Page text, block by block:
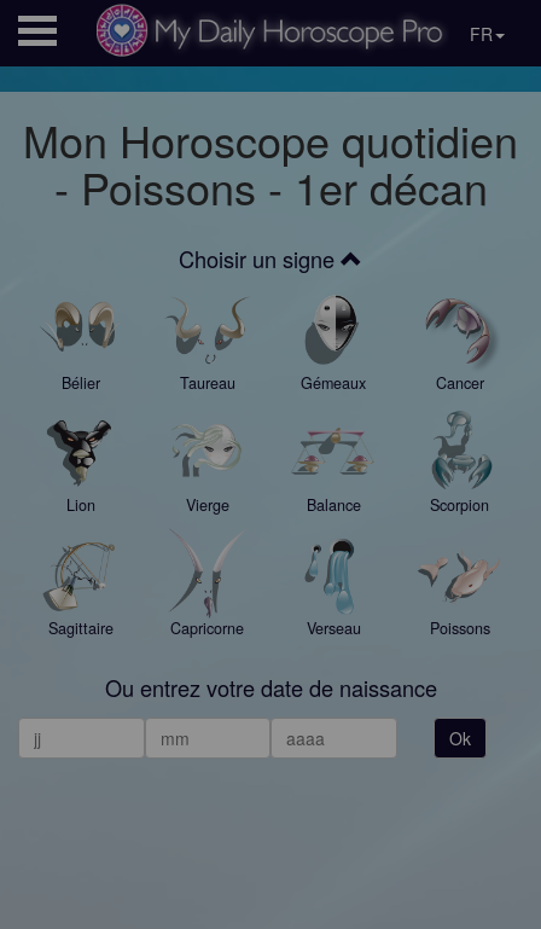
FR
Mon Horoscope quotidien
- Poissons - 1er décan
Choisir un signe
Bélier Taureau Gémeaux Cancer
Lion Vierge Balance Scorpion
Sagittaire Capricorne Verseau Poissons
Ou entrez votre date de naissance
Ok